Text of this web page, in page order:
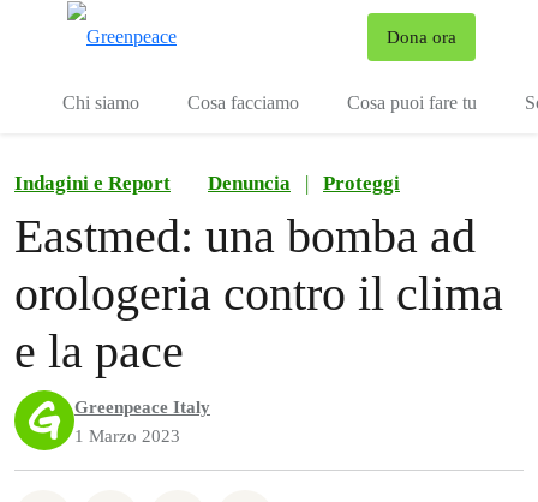
Dona ora
Chi siamo Cosa facciamo Cosa puoi fare tu
Indagini e Report Denuncia | Proteggi
Eastmed: una bomba ad
orologeria contro il clima
e la pace
Greenpeace Italy
1 Marzo 2023